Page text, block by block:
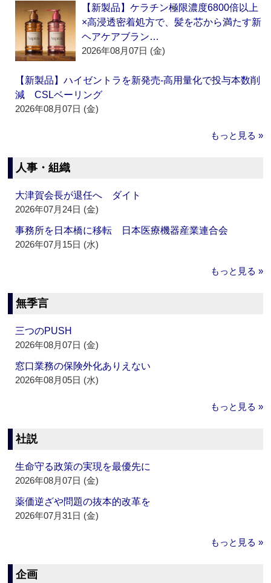
【新製品】ケラチン極限濃度6800倍以上
×高浸透密着処方で、髪を芯から満たす新
ヘアケアブラン…
2026年08月07日 (金)
【新製品】ハイゼントラを新発売‐高用量化で投与本数削
減 CSLベーリング
2026年08月07日 (金)
もっと見る »
人事・組織
大津賀会長が退任へ ダイト
2026年07月24日 (金)
事務所を日本橋に移転 日本医療機器産業連合会
2026年07月15日 (水)
もっと見る »
無季言
三つのPUSH
2026年08月07日 (金)
窓口業務の保険外化ありえない
2026年08月05日 (水)
もっと見る »
社説
生命守る政策の実現を最優先に
2026年08月07日 (金)
薬価逆ざや問題の抜本的改革を
2026年07月31日 (金)
もっと見る »
企画